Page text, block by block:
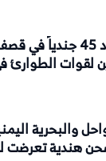
استشهاد 45
لقوات الطوارئ
والبحرية
هندية تعرضت